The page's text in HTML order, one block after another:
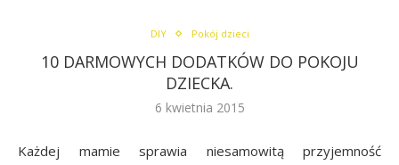
DIY Pokój dzieci
10 DARMOWYCH DODATKÓW DO POKOJU
DZIECKA.
6 kwietnia 2015
Każdej mamie sprawia niesamowitą przyjemność